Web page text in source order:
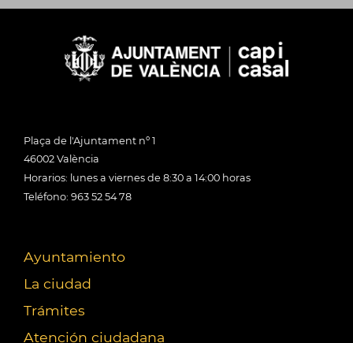
Plaça de l'Ajuntament nº 1
46002 València
Horarios: lunes a viernes de 8:30 a 14:00 horas
Teléfono: 963 52 54 78
Ayuntamiento
La ciudad
Trámites
Atención ciudadana